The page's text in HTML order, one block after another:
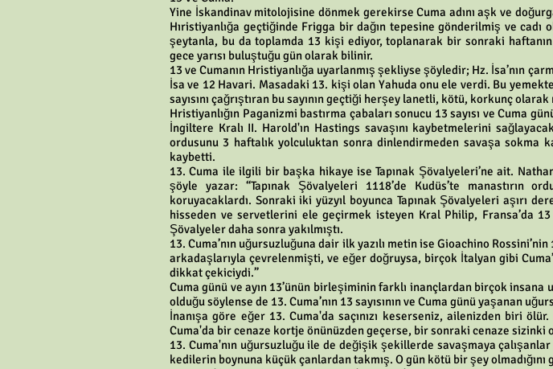
Yine İskandinav mitolojisine dönmek gerekirse Cuma adını aşk ve
Hıristiyanlığa geçtiğinde Frigga bir dağın tepesine gönderilmiş ve
şeytanla, bu da toplamda 13 kişi ediyor, toplanarak bir sonraki haftanın
gece yarısı buluştuğu gün olarak bilinir.
13 ve Cumanın Hristiyanlığa uyarlanmış şekliyse şöyledir; Hz. İsa’nın
İsa ve 12 Havari. Masadaki 13. kişi olan Yahuda onu ele verdi. Bu
sayısını çağrıştıran bu sayının geçtiği herşey lanetli, kötü, korkunç
Hristiyanlığın Paganizmi bastırma çabaları sonucu 13 sayısı ve Cuma
İngiltere Kralı II. Harold'ın Hastings savaşını kaybetmelerini
ordusunu 3 haftalık yolculuktan sonra dinlendirmeden savaşa sokma
kaybetti.
13. Cuma ile ilgili bir başka hikaye ise Tapınak Şövalyeleri’ne ait.
şöyle yazar: “Tapınak Şövalyeleri 1118’de Kudüs’te manastırın
koruyacaklardı. Sonraki iki yüzyıl boyunca Tapınak Şövalyeleri aşırı
hisseden ve servetlerini ele geçirmek isteyen Kral Philip, Fransa’da
Şövalyeler daha sonra yakılmıştı.
13. Cuma’nın uğursuzluğuna dair ilk yazılı metin ise Gioachino
arkadaşlarıyla çevrelenmişti, ve eğer doğruysa, birçok İtalyan gibi
dikkat çekiciydi.”
Cuma günü ve ayın 13’ünün birleşiminin farklı inançlardan birçok
olduğu söylense de 13. Cuma’nın 13 sayısının ve Cuma günü yaşanan
İnanışa göre eğer 13. Cuma'da saçınızı keserseniz, ailenizden biri
Cuma'da bir cenaze kortje önünüzden geçerse, bir sonraki cenaze sizinki
13. Cuma'nın uğursuzluğu ile de değişik şekillerde savaşmaya
kedilerin boynuna küçük çanlardan takmış. O gün kötü bir şey